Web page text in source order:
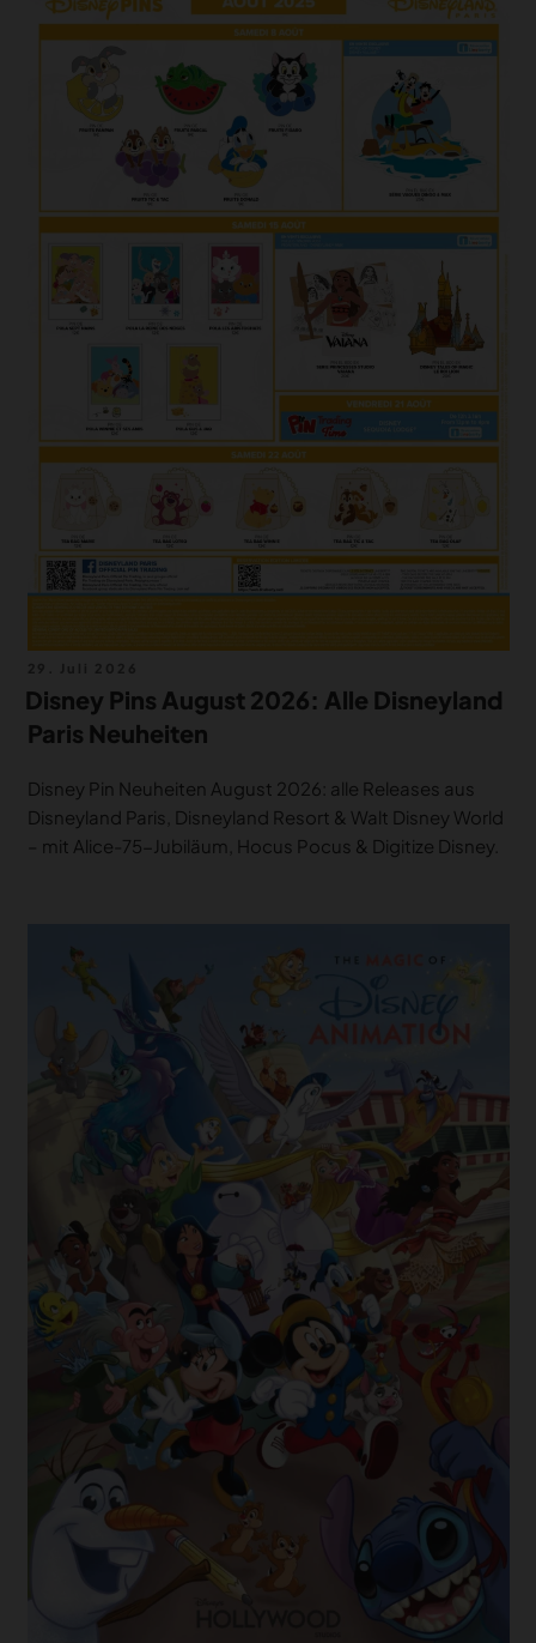
MEIN HQ
50
am
Disney Pins August 2026: Alle Disneyland
Paris Neuheiten
Disney Pin Neuheiten August 2026: alle Releases aus
Disneyland Paris, Disneyland Resort & Walt Disney World
– mit Alice-75-Jubiläum, Hocus Pocus & Digitize Disney.